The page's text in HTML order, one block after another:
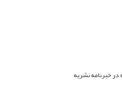
در خبرنامه نشریه